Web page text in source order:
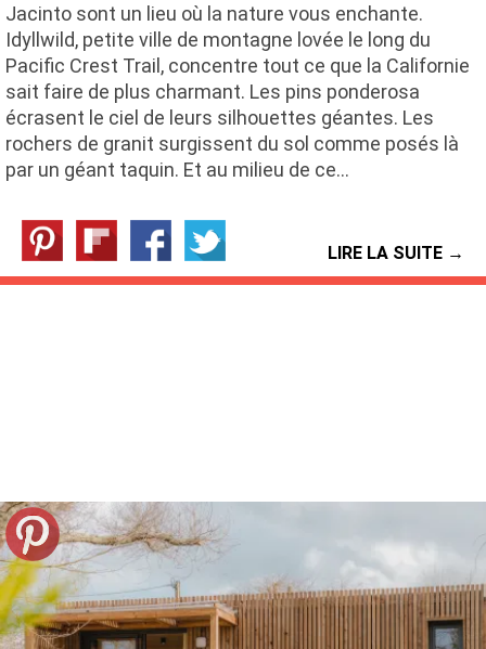
Jacinto sont un lieu où la nature vous enchante.
Idyllwild, petite ville de montagne lovée le long du
Pacific Crest Trail, concentre tout ce que la Californie
sait faire de plus charmant. Les pins ponderosa
écrasent le ciel de leurs silhouettes géantes. Les
rochers de granit surgissent du sol comme posés là
par un géant taquin. Et au milieu de ce…
LIRE LA SUITE →